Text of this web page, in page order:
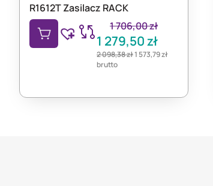
R1612T Zasilacz RACK
1 706,00zł
1 279,50zł
2 098,38zł1 573,79zł
brutto